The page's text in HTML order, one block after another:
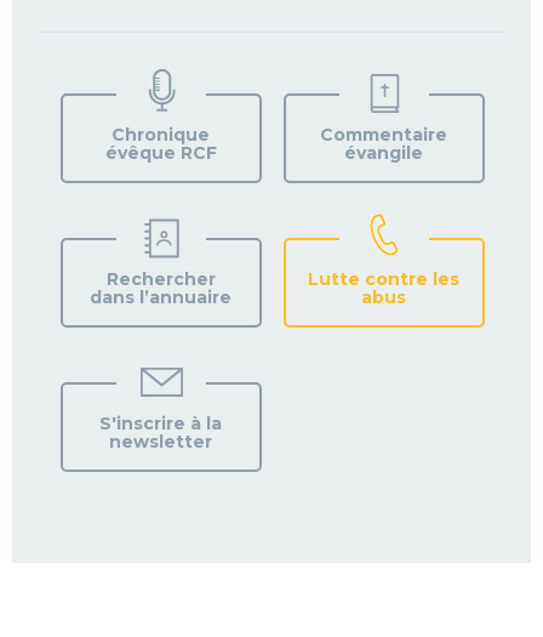
VOTRE
PAROISSE
Chronique
évêque RCF
Commentaire
évangile
Rechercher
dans l’annuaire
Lutte contre les
abus
S'inscrire à la
newsletter